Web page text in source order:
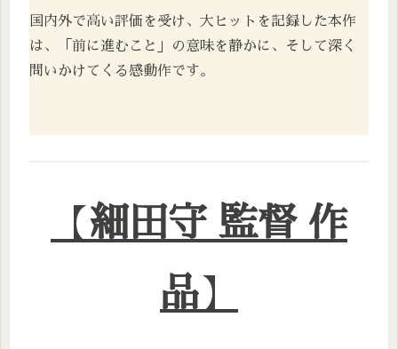
国内外で高い評価を受け、大ヒットを記録した本作
は、「前に進むこと」の意味を静かに、そして深く
問いかけてくる感動作です。
【 細田守 監督 作
品 】